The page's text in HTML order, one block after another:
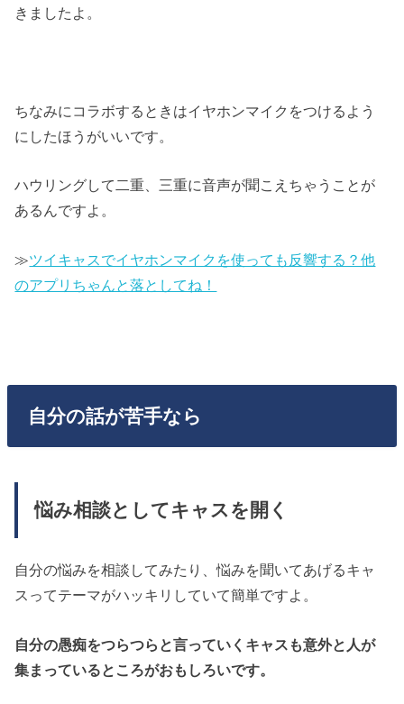
きましたよ。
ちなみにコラボするときはイヤホンマイクをつけるよう
にしたほうがいいです。
ハウリングして二重、三重に音声が聞こえちゃうことが
あるんですよ。
≫ツイキャスでイヤホンマイクを使っても反響する？他
のアプリちゃんと落としてね！
自分の話が苦手なら
悩み相談としてキャスを開く
自分の悩みを相談してみたり、悩みを聞いてあげるキャ
スってテーマがハッキリしていて簡単ですよ。
自分の愚痴をつらつらと言っていくキャスも意外と人が
集まっているところがおもしろいです。